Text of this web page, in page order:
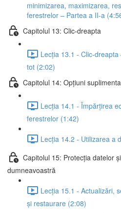
minimizarea, maximizarea,
ferestrelor – Partea a II-a
Capitolul 13: Clic-dreapta
Lecția 13.1 - Clic-
tot (2:02)
Capitolul 14: Opțiuni
Lecția 14.1 - Împărțirea
ferestrelor (1:42)
Lecția 14.2 - Utilizarea a
Capitolul 15: Protecția datelor
dumneavoastră
Lecția 15.1 - Actualizări,
și restaurare (2:08)